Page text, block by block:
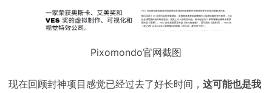
Pixomondo官网截图
现在回顾封神项目感觉已经过去了好长时间， 这可能也是我